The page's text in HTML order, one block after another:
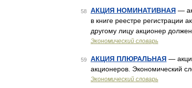
58 АКЦИЯ НОМИНАТИВНАЯ —
в книге реестре регистрации
другому лицу акционер
Экономический словарь
59 АКЦИЯ ПЛЮРАЛЬНАЯ —
акционеров. Экономический
Экономический словарь